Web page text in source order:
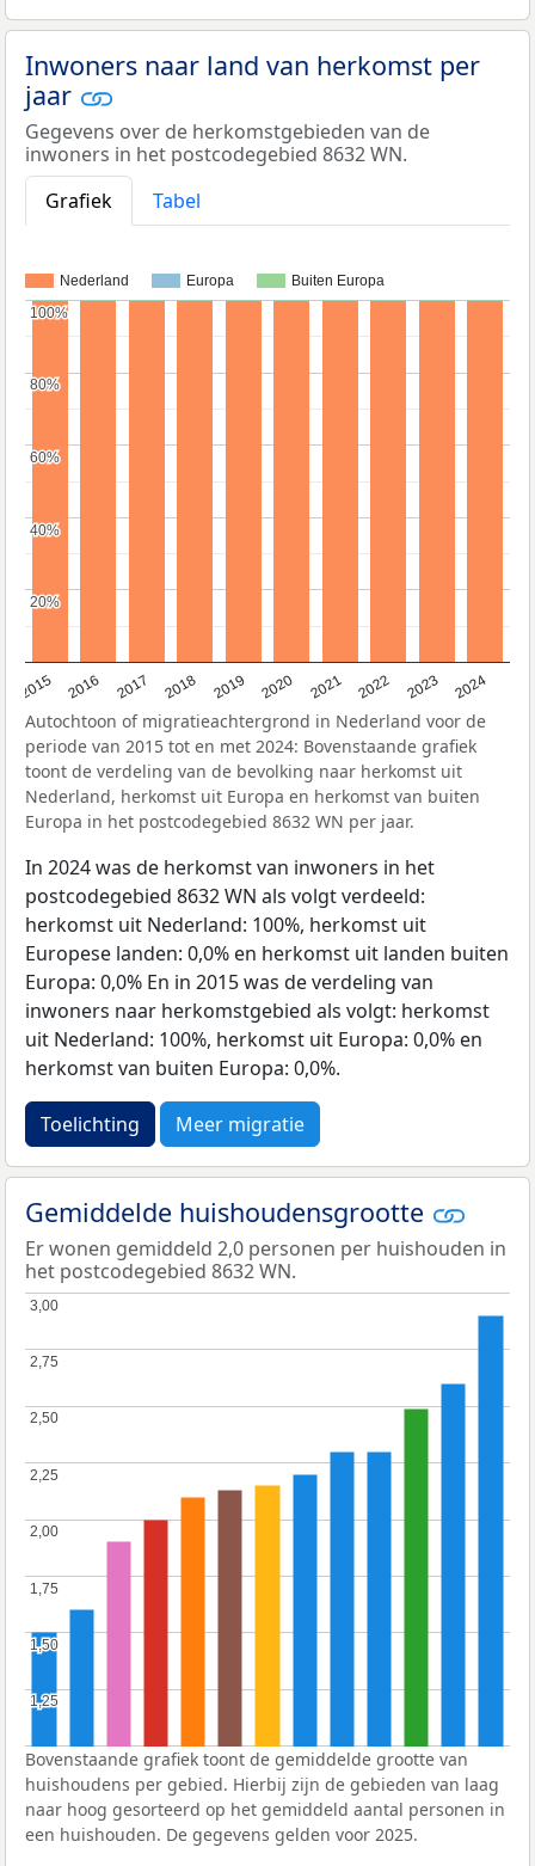
Inwoners naar land van herkomst per
jaar
Gegevens over de herkomstgebieden van de
inwoners in het postcodegebied 8632 WN.
Grafiek
Tabel
Nederland Europa Buiten Europa
2015 2016 2017 2018 2019 2020 2021 2022 2023 2024
20%
20%
40%
40%
60%
60%
80%
80%
100%
100%
Autochtoon of migratieachtergrond in Nederland voor de
periode van 2015 tot en met 2024: Bovenstaande grafiek
toont de verdeling van de bevolking naar herkomst uit
Nederland, herkomst uit Europa en herkomst van buiten
Europa in het postcodegebied 8632 WN per jaar.
In 2024 was de herkomst van inwoners in het
postcodegebied 8632 WN als volgt verdeeld:
herkomst uit Nederland: 100%, herkomst uit
Europese landen: 0,0% en herkomst uit landen buiten
Europa: 0,0% En in 2015 was de verdeling van
inwoners naar herkomstgebied als volgt: herkomst
uit Nederland: 100%, herkomst uit Europa: 0,0% en
herkomst van buiten Europa: 0,0%.
Toelichting Meer migratie
Gemiddelde huishoudensgrootte
Er wonen gemiddeld 2,0 personen per huishouden in
het postcodegebied 8632 WN.
1,25
1,25
1,50
1,50
1,75
1,75
2,00
2,00
2,25
2,25
2,50
2,50
2,75
2,75
3,00
3,00
Bovenstaande grafiek toont de gemiddelde grootte van
huishoudens per gebied. Hierbij zijn de gebieden van laag
naar hoog gesorteerd op het gemiddeld aantal personen in
een huishouden. De gegevens gelden voor 2025.